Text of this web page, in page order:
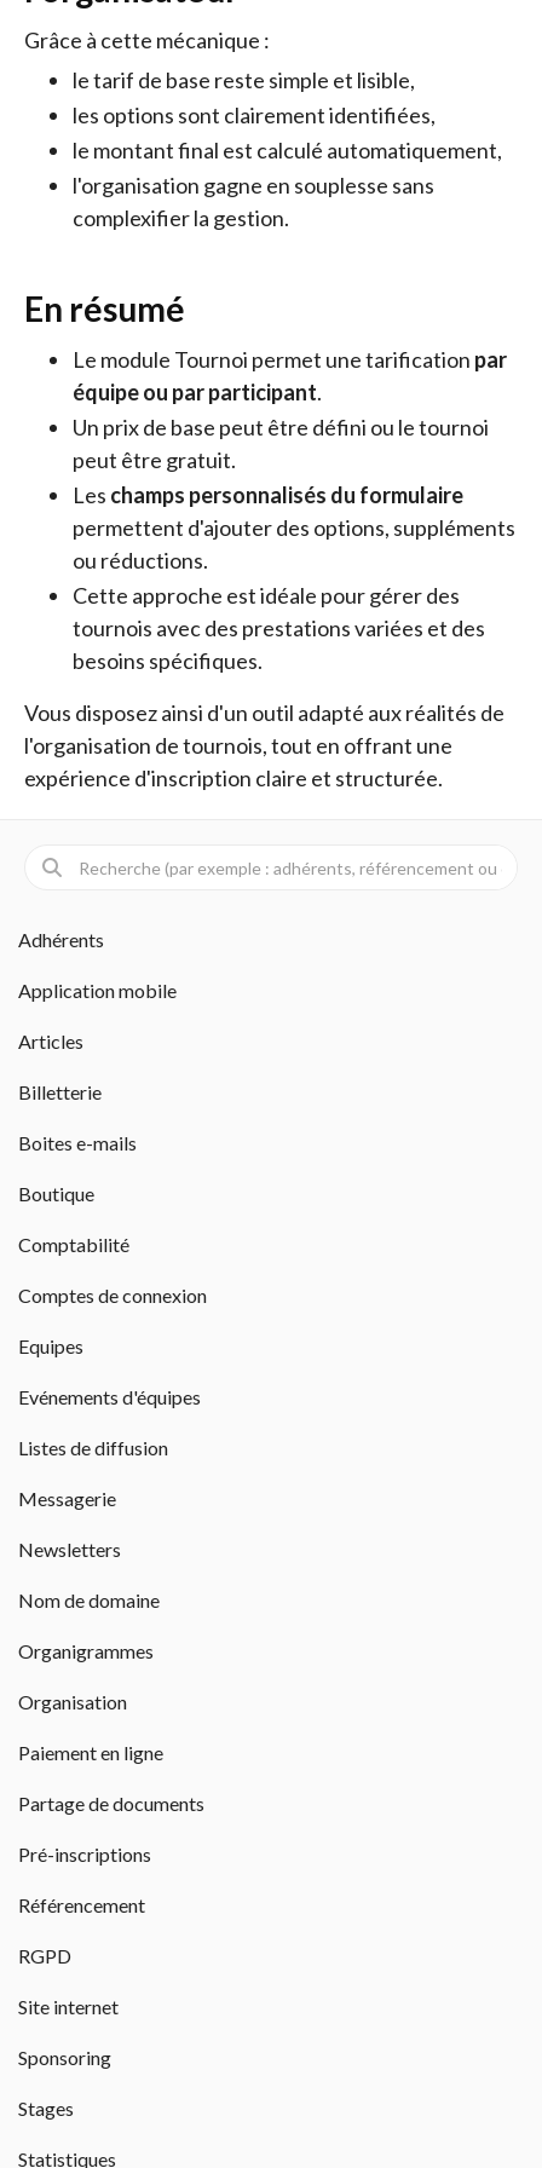
Grâce à cette mécanique :
le tarif de base reste simple et lisible,
les options sont clairement identifiées,
le montant final est calculé automatiquement,
l'organisation gagne en souplesse sans
complexifier la gestion.
En résumé
Le module Tournoi permet une tarification par
équipe ou par participant.
Un prix de base peut être défini ou le tournoi
peut être gratuit.
Les champs personnalisés du formulaire
permettent d'ajouter des options, suppléments
ou réductions.
Cette approche est idéale pour gérer des
tournois avec des prestations variées et des
besoins spécifiques.
Vous disposez ainsi d'un outil adapté aux réalités de
l'organisation de tournois, tout en offrant une
expérience d'inscription claire et structurée.
Adhérents
Application mobile
Articles
Billetterie
Boites e-mails
Boutique
Comptabilité
Comptes de connexion
Equipes
Evénements d'équipes
Listes de diffusion
Messagerie
Newsletters
Nom de domaine
Organigrammes
Organisation
Paiement en ligne
Partage de documents
Pré-inscriptions
Référencement
RGPD
Site internet
Sponsoring
Stages
Statistiques